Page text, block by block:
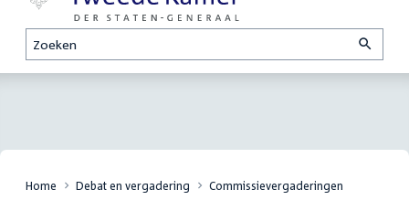
Zoeken
Home Debat en vergadering Commissievergaderingen